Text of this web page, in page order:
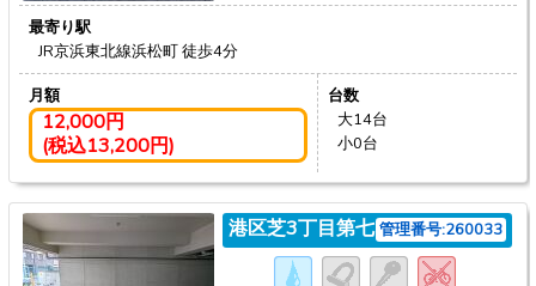
最寄り駅
JR京浜東北線浜松町徒歩4分
月額
12,000円
(税込13,200円)
台数
大14台
小0台
港区芝3丁目第七 管理番号:260033